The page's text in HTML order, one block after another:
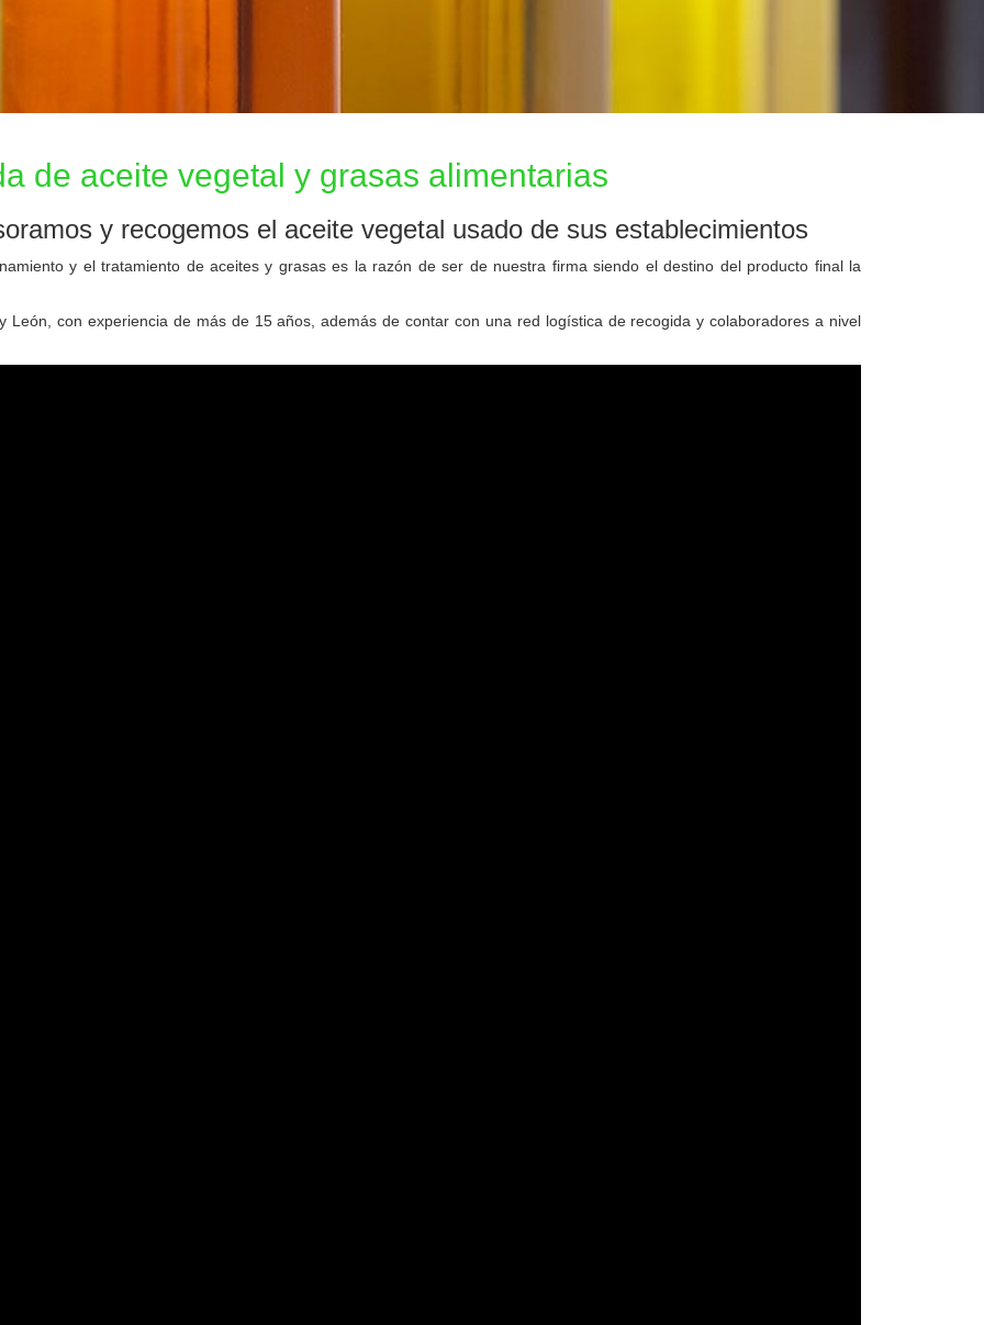
de aceite vegetal y grasas alimentarias
y recogemos el aceite vegetal usado de sus establecimientos
y el tratamiento de aceites y grasas es la razón de ser de nuestra firma siendo el destino del producto final la
con experiencia de más de 15 años, además de contar con una red logística de recogida y colaboradores a nivel